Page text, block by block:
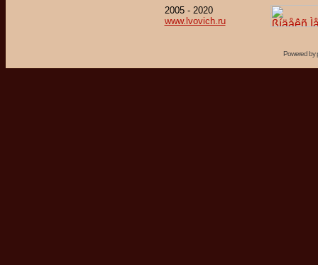
2005 - 2020
www.lvovich.ru
Powered by